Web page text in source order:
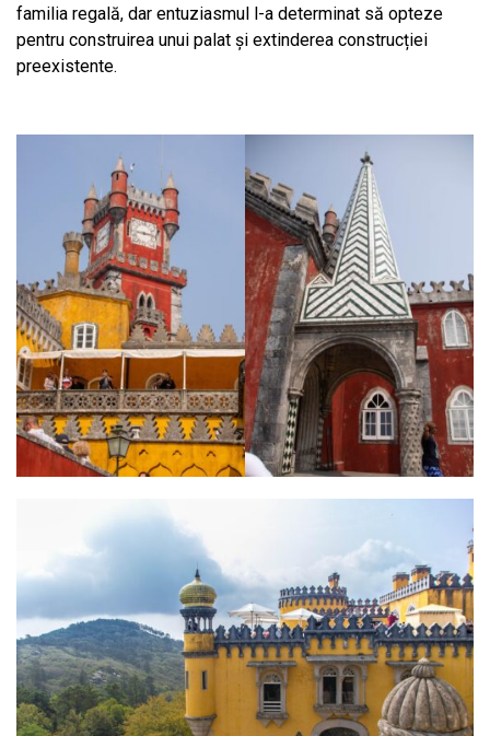
familia regală, dar entuziasmul l-a determinat să opteze
pentru construirea unui palat și extinderea construcției
preexistente.